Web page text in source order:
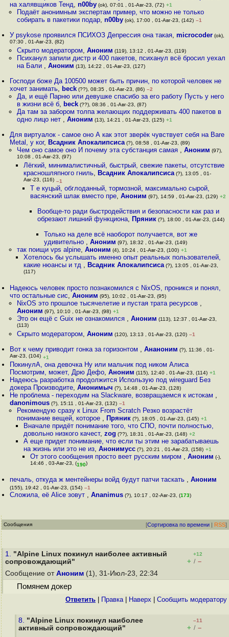
на халявщиков Тенд,n00by (ok), 07:01 , 01-Авг-23, (72) +1
Подаёт анонимным экспертам пример, что можно не только
собирать в пакетики подар, n00by(ok), 17:00 , 01-Авг-23, (142) –1
У psykose проявился ПСИХОЗ Депрессия она такая,microcoder (ok),
07:30 , 01-Авг-23, (82)
Скрыто модератором, Аноним (119), 13:12 , 01-Авг-23, (119)
Психанул запили дистр и 400 пакетов, психанул всё бросил уехал
на Бали , Аноним (13), 14:22 , 01-Авг-23, (127)
Господи боже Да 100500 может быть причин, по которой человек не
хочет занимать, beck (??), 08:35 , 01-Авг-23, (86) –2
Да, и ещё Парню или девушке спасибо за его работу Пусть у него
в жизни всё б, beck(??), 08:36 , 01-Авг-23, (87)
Да там за забором толпа желающих поддерживать 400 пакетов в
одно лицо нет , Аноним (13), 14:21 , 01-Авг-23, (125) +1
Для виртуалок - самое оно А как этот зверёк чувствует себя на Bare
Metal, у ког, Всадник Апокалипсиса (?), 08:58 , 01-Авг-23, (89)
Чем оно самое оно И почему эта субстанция самая , Аноним (97),
10:08 , 01-Авг-23, (97)
Лёгкий, минималистичный, быстрый, свежие пакеты, отсутствие
красношляпного гниль, Всадник Апокалипсиса(?), 13:05 , 01-
Авг-23, (116) –1
Т е куцый, обглоданный, тормозной, максимально сырой,
васянский шлак вместо пре,Аноним (97), 14:59 , 01-Авг-23, (129) +2
Вообще-то ради быстродействия и безопасности как раз и
обрезают лишний функциона, Пряник(?), 18:00 , 01-Авг-23, (144)
Только на деле всё наоборот получается, вот же
удивительно , Аноним (97), 18:32 , 01-Авг-23, (149)
так поищи vps alpine, Аноним (4), 10:24 , 01-Авг-23, (100) +1
Хотелось бы услышать именно опыт реальных пользователей,
какие нюансы и тд , Всадник Апокалипсиса(?), 13:05 , 01-Авг-23,
(117)
Надеюсь человек просто познакомился с NixOS, проникся и понял,
что остальные сис,Аноним (95), 10:02 , 01-Авг-23, (95)
NixOS это прошлое тысячелетие и пустая трата ресурсов ,
Аноним (97), 10:10 , 01-Авг-23, (98) +1
Это он ещё с Guix не ознакомился , Аноним (113), 12:37 , 01-Авг-23,
(113)
Скрыто модератором, Аноним (120), 13:13 , 01-Авг-23, (120) –1
Вот к чему приводит гонка за горизонтом ,Ананоним (?), 11:36 , 01-
Авг-23, (104) +1
ПокинулА, она девочка Ну или мальчик под ником Алиса
Посмотрим, может, Дрю Дефо,Аноним (115), 12:40 , 01-Авг-23, (114) +1
Надеюсь разработка продолжится Использую под wireguard Без
докера Производите,Анонимыч (?), 14:48 , 01-Авг-23, (128)
Не проблема - переходим на Slackware, возвращаемся к истокам ,
danonimous (?), 15:11 , 01-Авг-23, (132) –1
Рекомендую сразу к Linux From Scratch Резко возрастёт
понимание вещей, которое , Пряник(?), 18:05 , 01-Авг-23, (145) +1
Вначале придёт понимание того, что СПО, почти полностью,
довольно низкого качест, zog (??), 18:31 , 01-Авг-23, (148) +2
А еще придет понимание, что если ты этим не зарабатываешь
на жизнь или это не из, Анонимусс(?), 20:21 , 01-Авг-23, (158) +1
От этого сообщения просто веет русским миром ,Аноним (-),
14:46 , 03-Авг-23, (190)
печаль, откуда ж ментейнеры войд будут патчи таскать ,Аноним
(155), 19:42 , 01-Авг-23, (154) –1
Сложила, её Alice зовут ,Ananimus (?), 10:17 , 02-Авг-23, (173)
Сообщения [Сортировка по времени | RSS]
1. "Alpine Linux покинул наиболее активный
сопровождающий"
+12
+ / –
Сообщение от Аноним (1), 31-Июл-23, 22:34
Помянем докер
Ответить Правка| Наверх Cообщить модератору
8. "Alpine Linux покинул наиболее
активный сопровождающий"
–11
+ / –